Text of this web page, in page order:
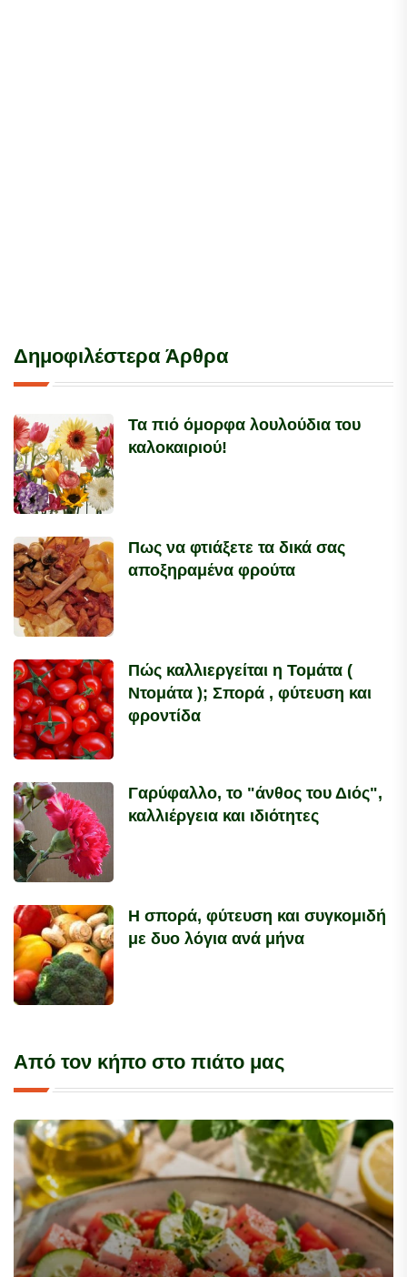
Δημοφιλέστερα Άρθρα
Τα πιό όμορφα λουλούδια του
καλοκαιριού!
Πως να φτιάξετε τα δικά σας
αποξηραμένα φρούτα
Πώς καλλιεργείται η Τομάτα (
Ντομάτα ); Σπορά , φύτευση και
φροντίδα
Γαρύφαλλο, το "άνθος του Διός",
καλλιέργεια και ιδιότητες
Η σπορά, φύτευση και συγκομιδή
με δυο λόγια ανά μήνα
Από τον κήπο στο πιάτο μας